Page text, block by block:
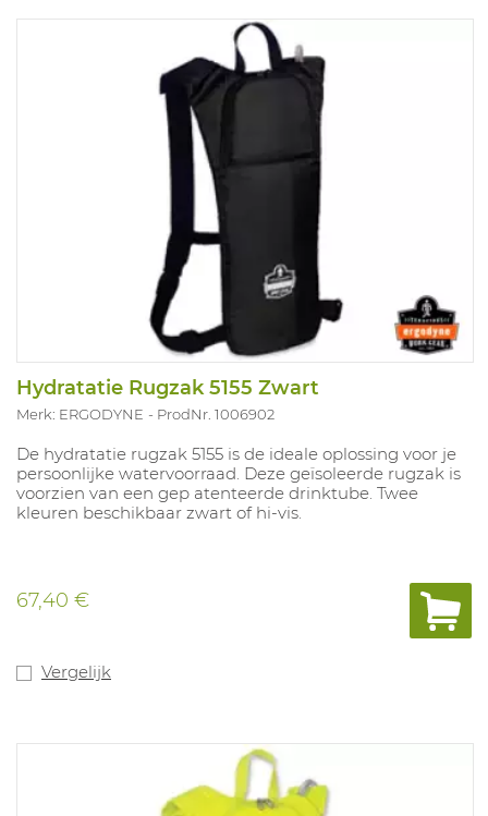
Hydratatie Rugzak 5155 Zwart
Merk: ERGODYNE ProdNr. 1006902
De hydratatie rugzak 5155 is de ideale oplossing voor je
persoonlijke watervoorraad. Deze geïsoleerde rugzak is
voorzien van een gep atenteerde drinktube. Twee
kleuren beschikbaar zwart of hi-vis.
67,40 €
Vergelijk